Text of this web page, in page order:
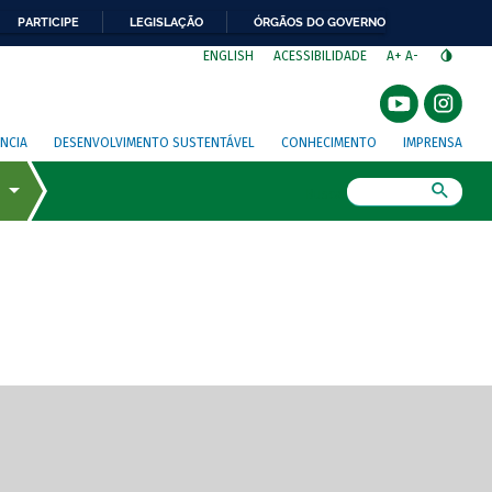
PARTICIPE LEGISLAÇÃO ÓRGÃOS DO GOVERNO
ENGLISH ACESSIBILIDADE A+ A-
DESENVOLVIMENTO SUSTENTÁVEL CONHECIMENTO IMPRENSA
de tela